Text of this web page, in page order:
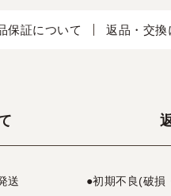
保証について 返品・交換
送
●初期不良(破損